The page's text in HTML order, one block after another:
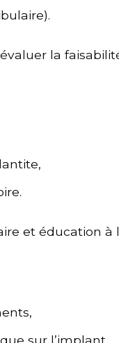
la
et éducation à